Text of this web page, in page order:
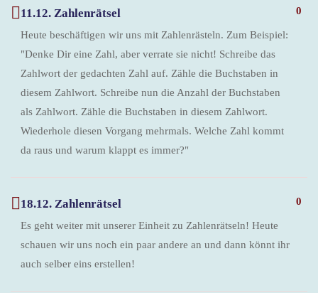
11.12. Zahlenrätsel
Heute beschäftigen wir uns mit Zahlenrästeln. Zum Beispiel:
"Denke Dir eine Zahl, aber verrate sie nicht! Schreibe das
Zahlwort der gedachten Zahl auf. Zähle die Buchstaben in
diesem Zahlwort. Schreibe nun die Anzahl der Buchstaben
als Zahlwort. Zähle die Buchstaben in diesem Zahlwort.
Wiederhole diesen Vorgang mehrmals. Welche Zahl kommt
da raus und warum klappt es immer?"
0
18.12. Zahlenrätsel
Es geht weiter mit unserer Einheit zu Zahlenrätseln! Heute
schauen wir uns noch ein paar andere an und dann könnt ihr
auch selber eins erstellen!
0